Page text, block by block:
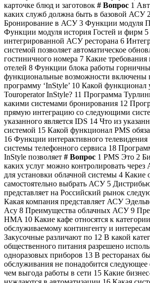
карточке блюд и заготовок # Вопрос 1
каких служб должна быть в базовой АСУ
Бронирование в АСУ 3 Функции модуля
Функции модуля история Гостей и фирм
интегрированной АСУ ресторана 6
системой позволяет автоматическое
гостиничного номера 7 Какие
отелей 8 Функции блока работы
функциональные возможности включены
программу ‘InStyle’ 10 Какой
Touroperator InStyle? 11 Программа
какими системами бронирования 12
прямую интеграцию со следующими
указанного является IDS 14 Что из
системой 15 Какой функционал PMS
16 Функции интерактивного
системы телефонного сервиса 18
InStyle позволяет # Вопрос 1 PMS Это 2
каких услуг можно контролировать
для установки облачной системы 4 Какие
самостоятельно выбрать АСУ 5
представляет на Российский рынок
Какая компания представляет АСУ
Асу 8 Преимущества облачных АСУ 9
HMA 10 Какие кафе относятся к
обслуживаемому контингенту и
Закусочные различают по 12 В какой
общественного питания разрешено
одноразовых приборов 13 В ресторанах
обслуживания не понадобится следующее
чем выгода работы в сети 15 Какие